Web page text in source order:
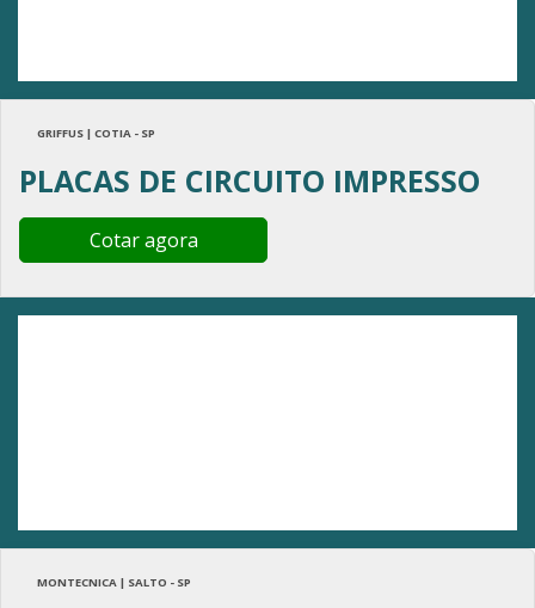
GRIFFUS | COTIA - SP
PLACAS DE CIRCUITO IMPRESSO
Cotar agora
MONTECNICA | SALTO - SP